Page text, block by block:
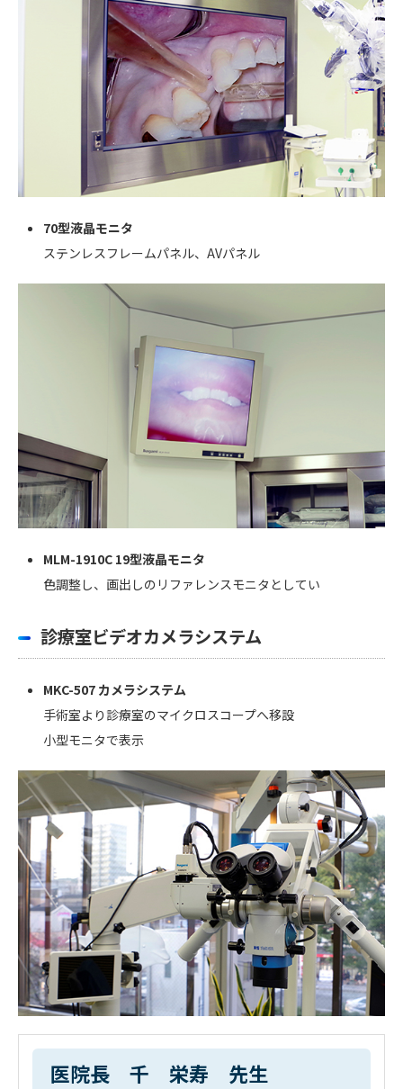
70型液晶モニタ
ステンレスフレームパネル、AVパネル
MLM-1910C 19型液晶モニタ
色調整し、画出しのリファレンスモニタとしてい
診療室ビデオカメラシステム
MKC-507 カメラシステム
手術室より診療室のマイクロスコープへ移設
小型モニタで表示
医院長 千 栄寿 先生